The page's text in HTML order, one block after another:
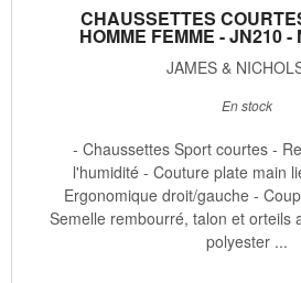
CHAUSSETTES
HOMME FEMME - JN210 -
JAMES &
En stock
- Chaussettes Sport courtes -
l'humidité - Couture plate main
Ergonomique droit/gauche -
Semelle rembourré, talon et orteils
polyester ...